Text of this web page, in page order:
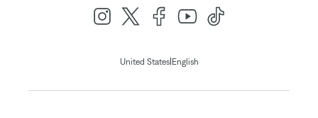
United States|English